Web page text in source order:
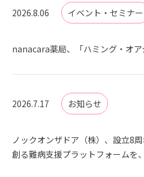
2026.8.06 イベント・セミナー
nanacara薬局、「ハミング・オ
2026.7.17 お知らせ
ノックオンザドア（株）、設立8
創る難病支援プラットフォームを